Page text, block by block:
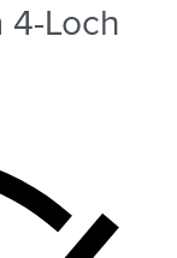
4-Loch